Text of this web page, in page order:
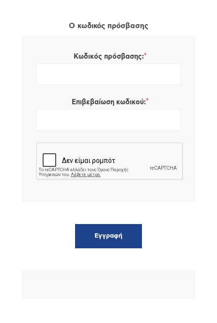
Ο κωδικός πρόσβασης
Κωδικός πρόσβασης:*
Επιβεβαίωση κωδικού:*